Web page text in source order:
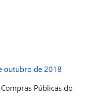
outubro de 2018
Públicas do